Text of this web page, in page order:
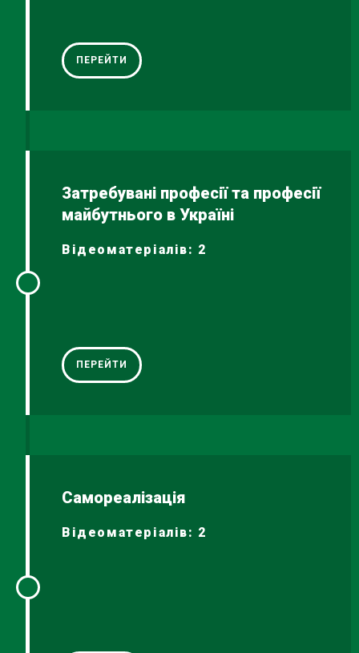
ПЕРЕЙТИ
Затребувані професії та професії
майбутнього в Україні
Відеоматеріалів: 2
ПЕРЕЙТИ
Самореалізація
Відеоматеріалів: 2